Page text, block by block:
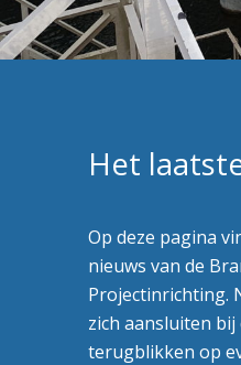
Het
Op deze pagina
nieuws van de
Projectinrichting.
zich aansluiten bij
terugblikken op